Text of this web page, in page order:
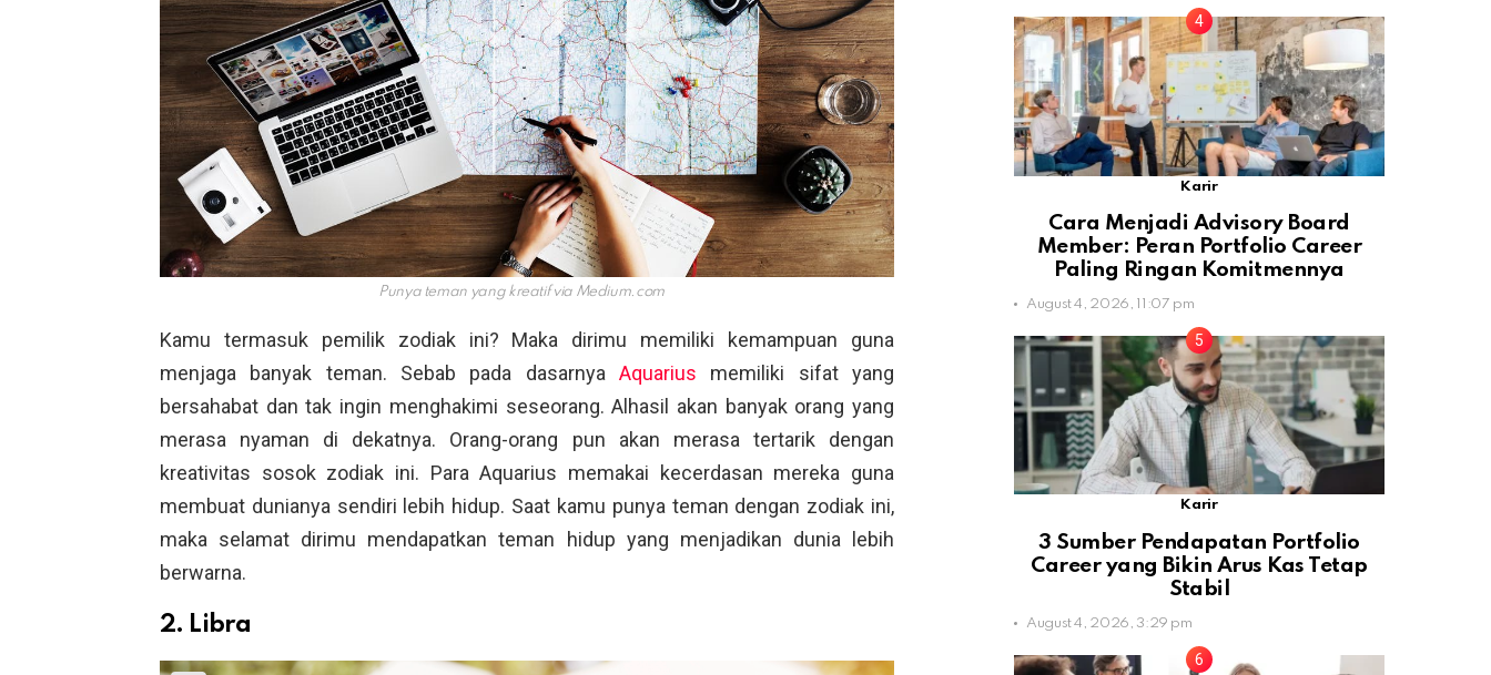
Punya teman yang kreatif via Medium.com
Kamu termasuk pemilik zodiak ini? Maka dirimu memiliki kemampuan guna
menjaga banyak teman. Sebab pada dasarnya Aquarius memiliki sifat yang
bersahabat dan tak ingin menghakimi seseorang. Alhasil akan banyak orang yang
merasa nyaman di dekatnya. Orang-orang pun akan merasa tertarik dengan
kreativitas sosok zodiak ini. Para Aquarius memakai kecerdasan mereka guna
membuat dunianya sendiri lebih hidup. Saat kamu punya teman dengan zodiak ini,
maka selamat dirimu mendapatkan teman hidup yang menjadikan dunia lebih
berwarna.
2. Libra
Karir
Cara Menjadi Advisory Board
Member: Peran Portfolio Career
Paling Ringan Komitmennya
August 4, 2026, 11:07 pm
Karir
3 Sumber Pendapatan Portfolio
Career yang Bikin Arus Kas Tetap
Stabil
August 4, 2026, 3:29 pm